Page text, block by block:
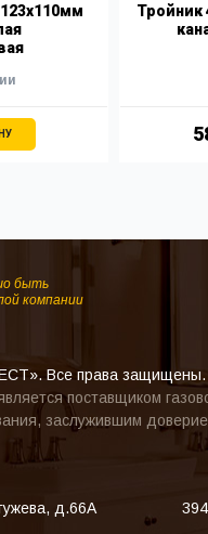
Тройник
быть
компании
Все права защищены.
поставщиком
заслужившим
д.66А